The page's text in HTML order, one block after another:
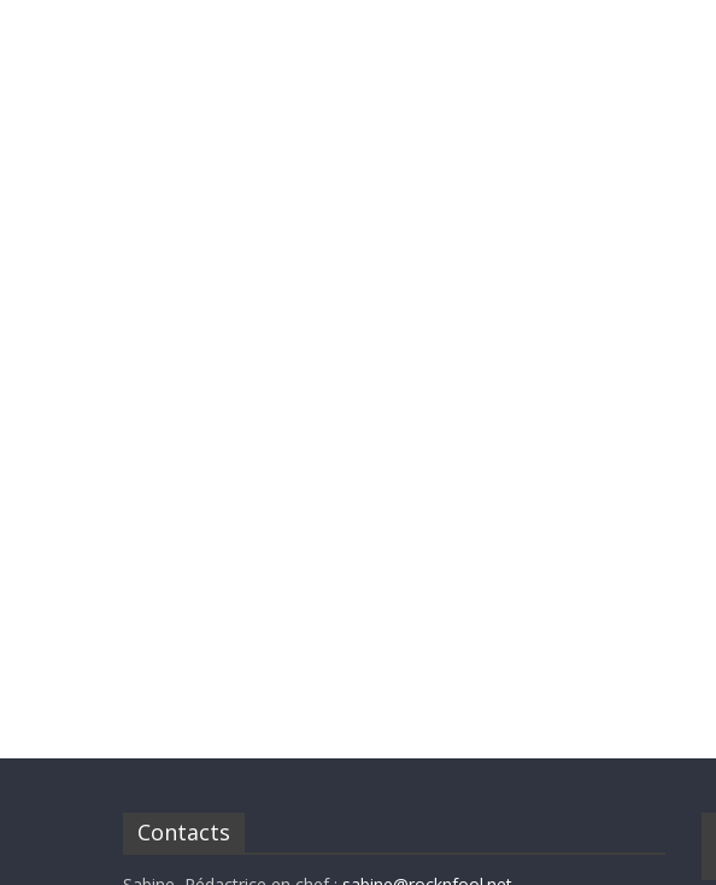
Contacts